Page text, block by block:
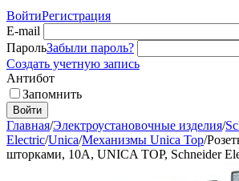
ВойтиРегистрация
E-mail
ПарольЗабыли пароль?
Создать учетную запись
Антибот
Запомнить
Войти
Главная/Электроустановочные изделия/
Electric/Unica/Механизмы Unica Top/
шторками, 10A, UNICA TOP, Schneider